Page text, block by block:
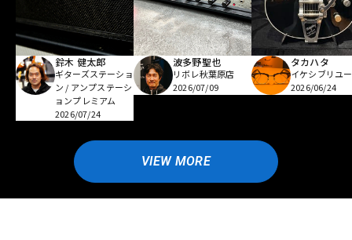
鈴木 健太郎
ギターズステーショ
ン / アンプステーシ
ョンプレミアム
2026/07/24
波多野聖也
リボレ秋葉原店
2026/07/09
タカハタ
イケシブリユ
2026/06/24
VIEW MORE